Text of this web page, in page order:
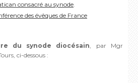
consacré au synode.
des évêques de France
du synode diocésain, par Mgr
ci-dessous :